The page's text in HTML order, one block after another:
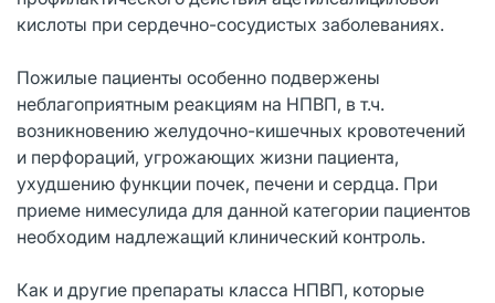
кислоты при сердечно-сосудистых заболеваниях.
Пожилые пациенты особенно подвержены
неблагоприятным реакциям на НПВП, в т.ч.
возникновению желудочно-кишечных кровотечений
и перфораций, угрожающих жизни пациента,
ухудшению функции почек, печени и сердца. При
приеме нимесулида для данной категории пациентов
необходим надлежащий клинический контроль.
Как и другие препараты класса НПВП, которые